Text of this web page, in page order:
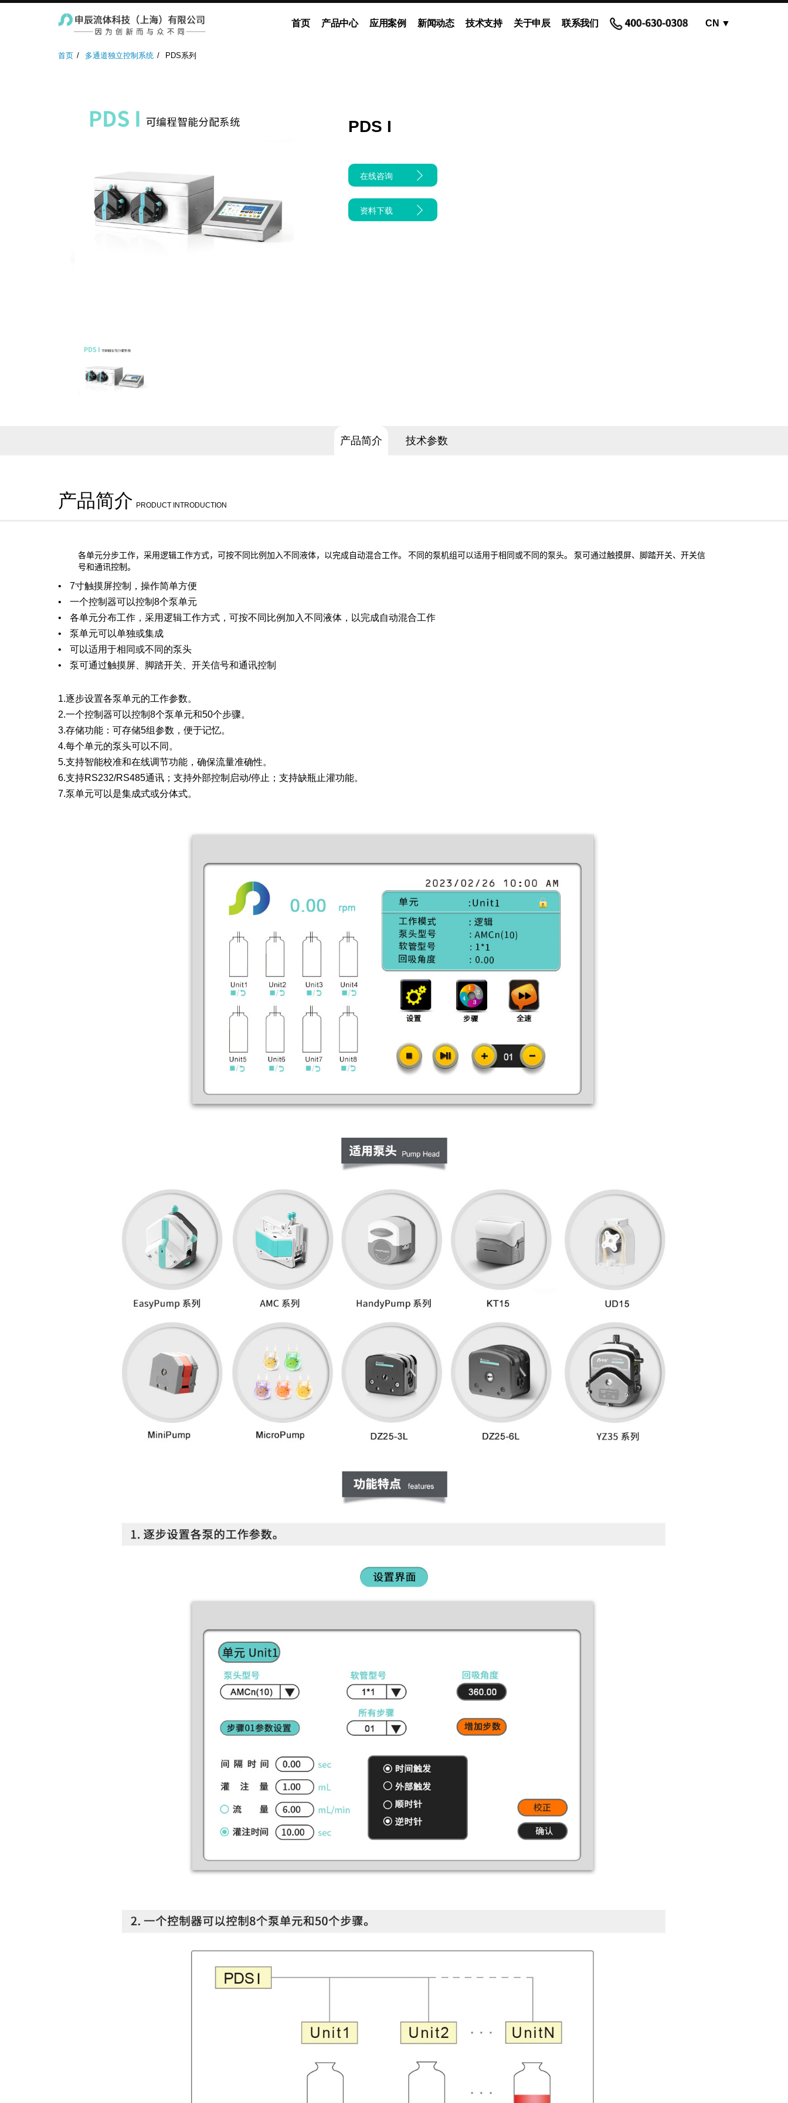
首页 产品中心 应用案例 新闻动态 技术支持 关于申辰 联系我们 CN ▼
首页 多通道独立控制系统 PDS系列
PDS I
在线咨询
资料下载
产品简介 技术参数
产品简介 PRODUCT INTRODUCTION
各单元分步工作，采用逻辑工作方式，可按不同比例加入不同液体，以完成自动混合工作。 不同的泵机组可以适用于相同或不同的泵头。 泵可通过触摸屏、脚踏开关、开关信
号和通讯控制。
7寸触摸屏控制，操作简单方便
一个控制器可以控制8个泵单元
各单元分布工作，采用逻辑工作方式，可按不同比例加入不同液体，以完成自动混合工作
泵单元可以单独或集成
可以适用于相同或不同的泵头
泵可通过触摸屏、脚踏开关、开关信号和通讯控制
1.逐步设置各泵单元的工作参数。
2.一个控制器可以控制8个泵单元和50个步骤。
3.存储功能：可存储5组参数，便于记忆。
4.每个单元的泵头可以不同。
5.支持智能校准和在线调节功能，确保流量准确性。
6.支持RS232/RS485通讯；支持外部控制启动/停止；支持缺瓶止灌功能。
7.泵单元可以是集成式或分体式。